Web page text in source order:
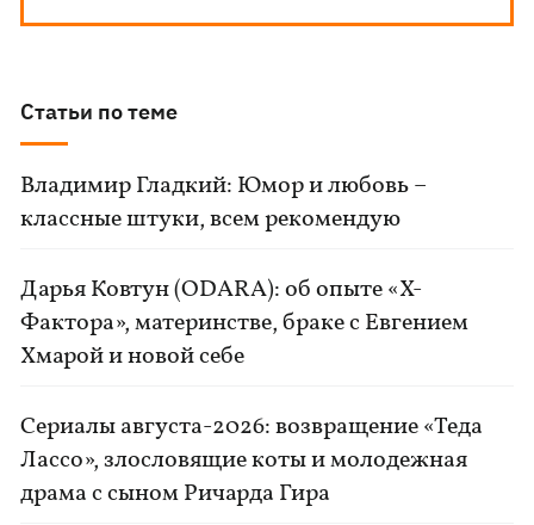
Статьи по теме
Владимир Гладкий: Юмор и любовь –
классные штуки, всем рекомендую
Дарья Ковтун (ODARA): об опыте «Х-
Фактора», материнстве, браке с Евгением
Хмарой и новой себе
Сериалы августа-2026: возвращение «Теда
Лассо», злословящие коты и молодежная
драма с сыном Ричарда Гира